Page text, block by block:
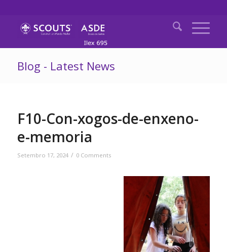
Blog - Latest News
F10-Con-xogos-de-enxeno-
e-memoria
Setembro 17, 2024 / 0 Comments